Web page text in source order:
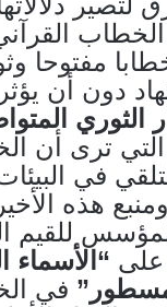
مفتوحا
دون أن
الثوري
التي ترى أن
في
هذه
للقيم
على “الأسماء
في